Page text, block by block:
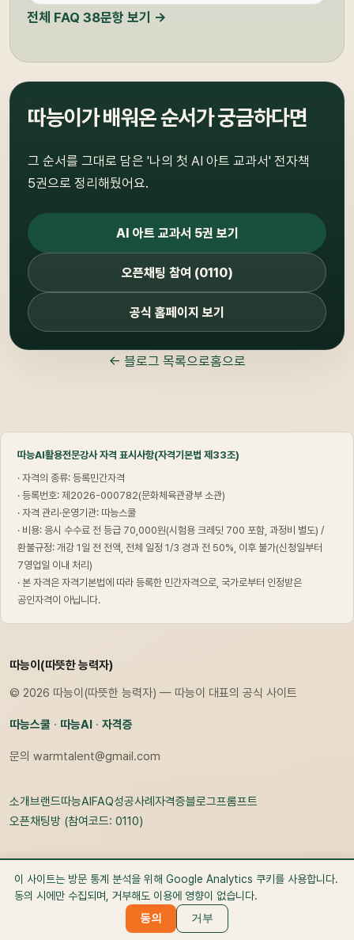
전체 FAQ 38문항 보기 →
따능이가 배워온 순서가 궁금하다면
그 순서를 그대로 담은 '나의 첫 AI 아트 교과서' 전자책
5권으로 정리해뒀어요.
AI 아트 교과서 5권 보기
오픈채팅 참여 (0110)
공식 홈페이지 보기
← 블로그 목록으로홈으로
따능AI활용전문강사 자격 표시사항(자격기본법 제33조)
· 자격의 종류: 등록민간자격
· 등록번호: 제2026-000782(문화체육관광부 소관)
· 자격 관리·운영기관: 따능스쿨
· 비용: 응시 수수료 전 등급 70,000원(시험용 크레딧 700 포함, 과정비 별도) /
환불규정: 개강 1일 전 전액, 전체 일정 1/3 경과 전 50%, 이후 불가(신청일부터
7영업일 이내 처리)
· 본 자격은 자격기본법에 따라 등록한 민간자격으로, 국가로부터 인정받은
공인자격이 아닙니다.
따능이(따뜻한 능력자)
© 2026 따능이(따뜻한 능력자) — 따능이 대표의 공식 사이트
따능스쿨 · 따능AI · 자격증
문의 warmtalent@gmail.com
소개브랜드따능AI FAQ성공사례 자격증블로그프롬프트
오픈채팅방 (참여코드: 0110)
이 사이트는 방문 통계 분석을 위해 Google Analytics 쿠키를 사용합니다.
동의 시에만 수집되며, 거부해도 이용에 영향이 없습니다.
동의
거부